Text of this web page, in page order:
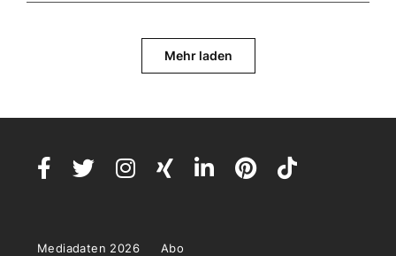
Mehr laden
Mediadaten 2026 Abo